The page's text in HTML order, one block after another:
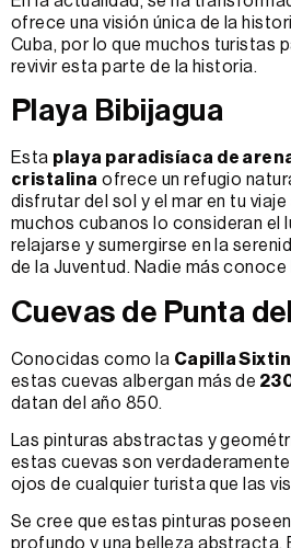
ofrece una visión única de la
Cuba, por lo que muchos turistas
revivir esta parte de la historia.
Playa Bibijagua
Esta playa paradisíaca de
cristalina ofrece un refugio
disfrutar del sol y el mar en tu viaje
muchos cubanos lo consideran el
relajarse y sumergirse en la
de la Juventud. Nadie más
Cuevas de Punta
Conocidas como la Capilla
estas cuevas albergan más de
datan del año 850.
Las pinturas abstractas y
estas cuevas son
ojos de cualquier turista que las
Se cree que estas pinturas
profundo y una belleza abstracta.